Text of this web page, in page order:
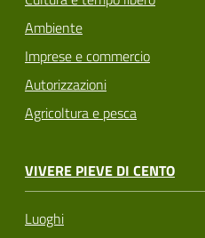
Ambiente
Imprese e commercio
Autorizzazioni
Agricoltura e pesca
VIVERE PIEVE DI CENTO
Luoghi